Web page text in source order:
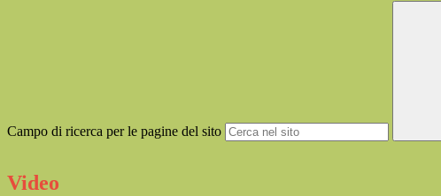
Campo di ricerca per le pagine del sito
Video